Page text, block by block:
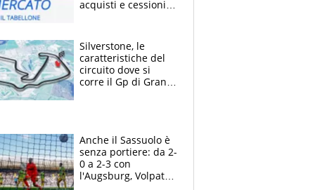
acquisti e cessioni:
Silverstone, le
caratteristiche del
circuito dove si
corre il Gp di Gran
Anche il Sassuolo è
senza portiere: da 2-
0 a 2-3 con
l'Augsburg, Volpato